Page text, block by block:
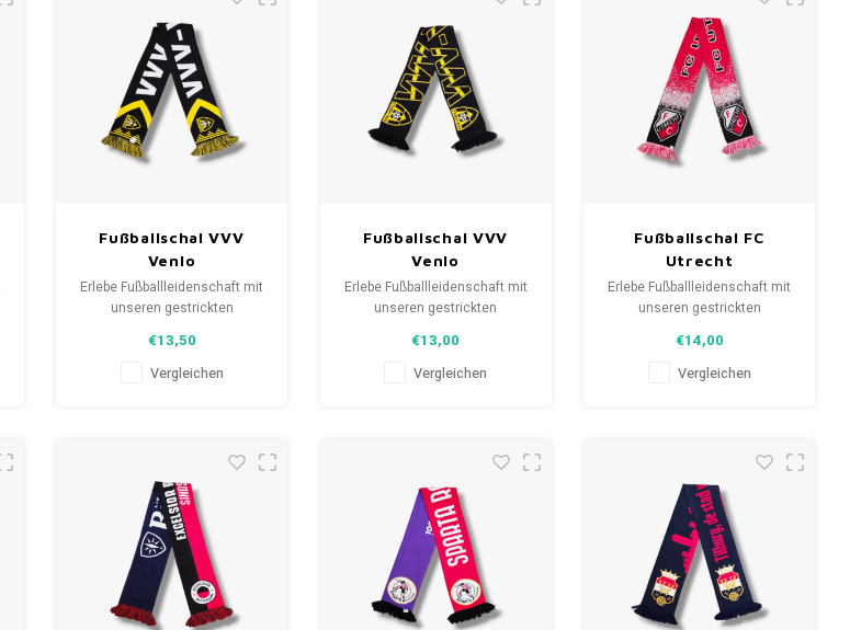
Fußballschal VVV
Venlo
Erlebe Fußballleidenschaft mit
unseren gestrickten
bis Spielernamen, jedes
erzählt eine Geschichte.
Deine Quelle für einzigartige
€13,50
Vergleichen
Fußballschal VVV
Venlo
Erlebe Fußballleidenschaft mit
unseren gestrickten
bis Spielernamen, jedes
erzählt eine Geschichte.
Deine Quelle für einzigartige
€13,00
Vergleichen
Fußballschal FC
Utrecht
Erlebe Fußballleidenschaft mit
unseren gestrickten
bis Spielernamen, jedes
erzählt eine Geschichte.
Deine Quelle für einzigartige
€14,00
Vergleichen